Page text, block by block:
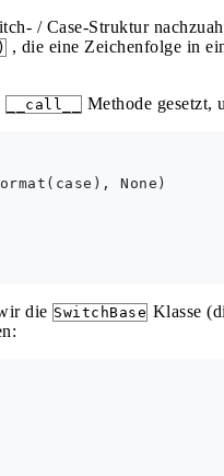
/ Case-Struktur
, die eine Zeichenfolge in
__call__ Methode gesetzt,
None)
die SwitchBase Klasse